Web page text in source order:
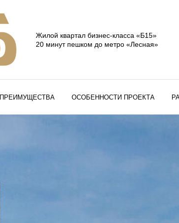
Жилой квартал бизнес-класса «Б15»
20 минут пешком до метро «Лесная»
ПРЕИМУЩЕСТВА ОСОБЕННОСТИ ПРОЕКТА